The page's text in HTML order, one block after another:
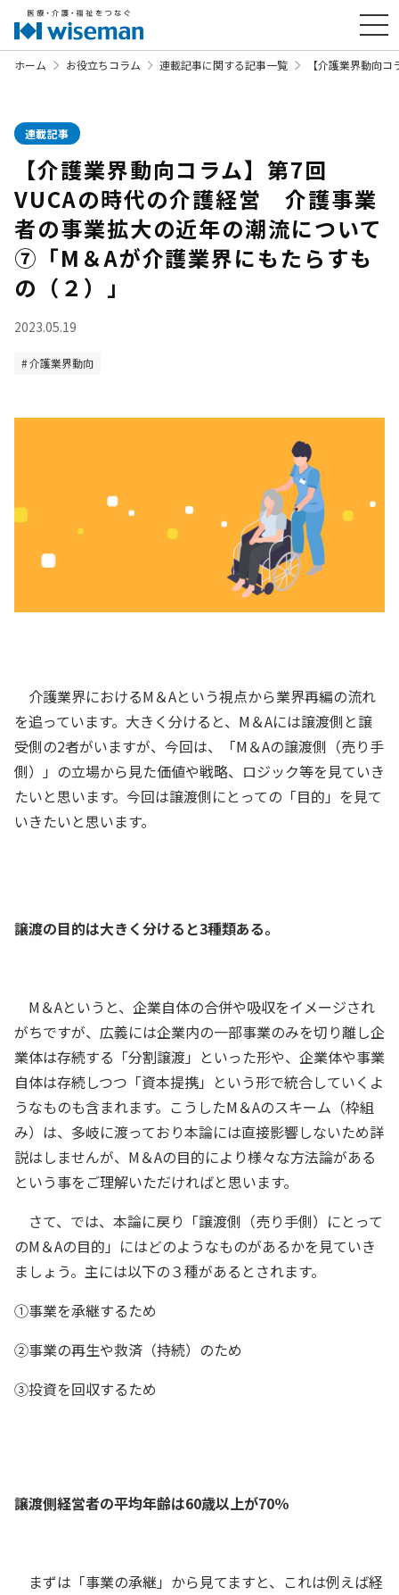
ホーム お役立ちコラム 連載記事に関する記事一覧 【介護業界動向
連載記事
【介護業界動向コラム】第7回
VUCAの時代の介護経営 介護事業
者の事業拡大の近年の潮流について
⑦「M＆Aが介護業界にもたらすも
の（２）」
2023.05.19
介護業界動向
介護業界におけるM＆Aという視点から業界再編の流れ
を追っています。大きく分けると、M＆Aには譲渡側と譲
受側の2者がいますが、今回は、「M＆Aの譲渡側（売り手
側）」の立場から見た価値や戦略、ロジック等を見ていき
たいと思います。今回は譲渡側にとっての「目的」を見て
いきたいと思います。
譲渡の目的は大きく分けると3種類ある。
M＆Aというと、企業自体の合併や吸収をイメージされ
がちですが、広義には企業内の一部事業のみを切り離し企
業体は存続する「分割譲渡」といった形や、企業体や事業
自体は存続しつつ「資本提携」という形で統合していくよ
うなものも含まれます。こうしたM＆Aのスキーム（枠組
み）は、多岐に渡っており本論には直接影響しないため詳
説はしませんが、M＆Aの目的により様々な方法論がある
という事をご理解いただければと思います。
さて、では、本論に戻り「譲渡側（売り手側）にとって
のM＆Aの目的」にはどのようなものがあるかを見ていき
ましょう。主には以下の３種があるとされます。
①事業を承継するため
②事業の再生や救済（持続）のため
③投資を回収するため
譲渡側経営者の平均年齢は60歳以上が70％
まずは「事業の承継」から見てますと、これは例えば経